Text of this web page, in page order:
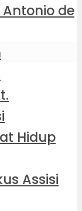
Antonio de
Hidup
Assisi